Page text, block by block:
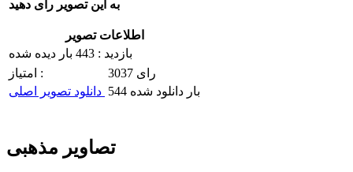
به این تصویر رای دهید
اطلاعات تصویر
بازدید : 443 بار دیده شده
امتیاز :
3037 رای
تصاویر مذهبی